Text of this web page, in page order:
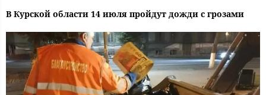
В Курской области 14 июля пройдут дожди с грозами